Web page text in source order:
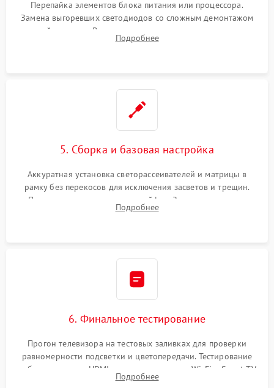
Перепайка элементов блока питания или процессора.
Замена выгоревших светодиодов со сложным демонтажом
хрупкой матрицы. Восстановление поврежденных дорожек,
прошивка микросхем памяти EEPROM
Подробнее
5. Сборка и базовая настройка
Аккуратная установка светорассеивателей и матрицы в
рамку без перекосов для исключения засветов и трещин.
Подключение внутренних шлейфов. Закрытие корпуса.
Сброс настроек и обновление программного обеспечения.
Подробнее
6. Финальное тестирование
Прогон телевизора на тестовых заливках для проверки
равномерности подсветки и цветопередачи. Тестирование
работы разъемов HDMI, динамиков, модуля Wi-Fi и Smart TV
в рабочем режиме в течение нескольких часов.
Подробнее